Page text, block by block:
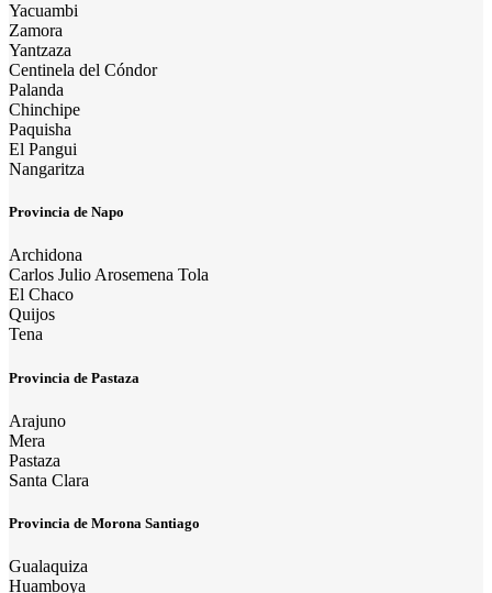
Yacuambi
Zamora
Yantzaza
Centinela del Cóndor
Palanda
Chinchipe
Paquisha
El Pangui
Nangaritza
Provincia de Napo
Archidona
Carlos Julio Arosemena Tola
El Chaco
Quijos
Tena
Provincia de Pastaza
Arajuno
Mera
Pastaza
Santa Clara
Provincia de Morona Santiago
Gualaquiza
Huamboya